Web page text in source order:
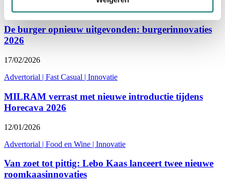
Advertorial|Personeel|Horecaondernemer
De burger opnieuw uitgevonden: burgerinnovaties
2026
17/02/2026
Advertorial | Fast Casual | Innovatie
MILRAM verrast met nieuwe introductie tijdens
Horecava 2026
12/01/2026
Advertorial | Food en Wine | Innovatie
Van zoet tot pittig: Lebo Kaas lanceert twee nieuwe
roomkaasinnovaties